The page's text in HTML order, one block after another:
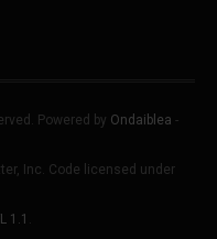
Powered by Ondaiblea -
Inc. Code licensed under
1.1 .